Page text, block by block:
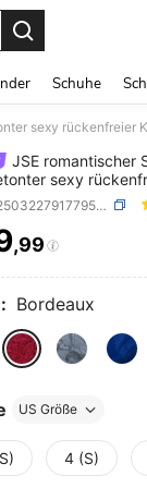
Schuhe
sexy rückenfreier
JSE romantischer
sexy
SKU: si25032279177955045
AND
,99
Bordeaux
US Größe
4 (S)